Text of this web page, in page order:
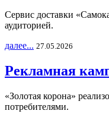
Сервис доставки
аудиторией.
далее... 27.05.2026
Рекламная
«Золотая корона»
потребителями.